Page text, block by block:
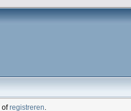
ofregistreren